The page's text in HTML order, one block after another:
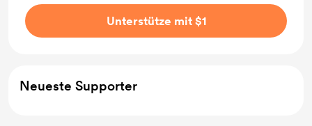
Unterstütze mit $1
Neueste Supporter